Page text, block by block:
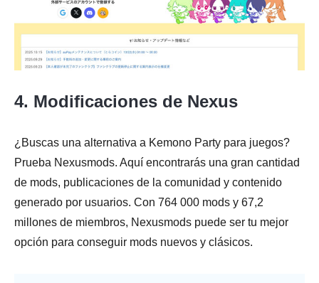
4. Modificaciones de Nexus
¿Buscas una alternativa a Kemono Party para juegos?
Prueba Nexusmods. Aquí encontrarás una gran cantidad
de mods, publicaciones de la comunidad y contenido
generado por usuarios. Con 764 000 mods y 67,2
millones de miembros, Nexusmods puede ser tu mejor
opción para conseguir mods nuevos y clásicos.